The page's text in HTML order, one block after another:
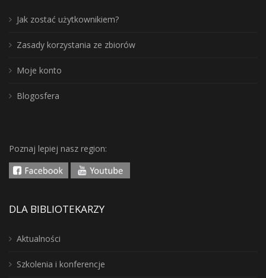
Jak zostać użytkownikiem?
Zasady korzystania ze zbiorów
Moje konto
Blogosfera
Poznaj lepiej nasz region:
DLA BIBLIOTEKARZY
Aktualności
Szkolenia i konferencje